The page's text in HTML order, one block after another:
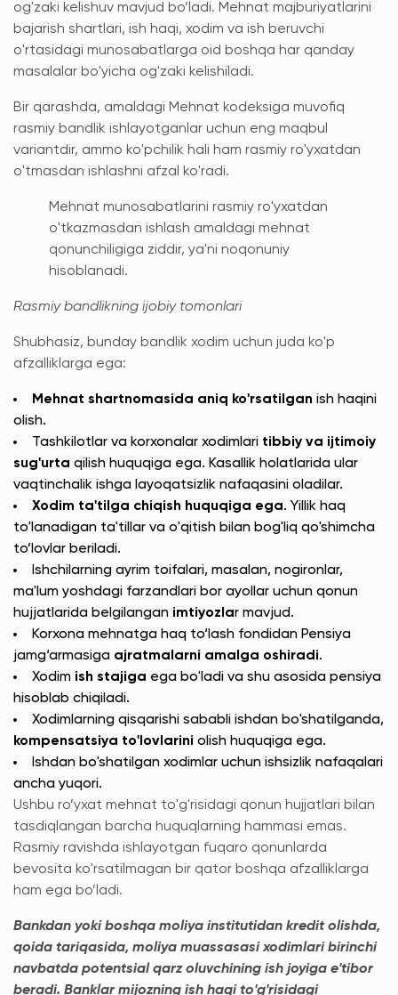
og'zaki kelishuv mavjud bo’ladi. Mehnat majburiyatlarini
bajarish shartlari, ish haqi, xodim va ish beruvchi
o'rtasidagi munosabatlarga oid boshqa har qanday
masalalar bo'yicha og'zaki kelishiladi.
Bir qarashda, amaldagi Mehnat kodeksiga muvofiq
rasmiy bandlik ishlayotganlar uchun eng maqbul
variantdir, ammo ko'pchilik hali ham rasmiy ro'yxatdan
o'tmasdan ishlashni afzal ko'radi.
Mehnat munosabatlarini rasmiy ro'yxatdan
o'tkazmasdan ishlash amaldagi mehnat
qonunchiligiga ziddir, ya'ni noqonuniy
hisoblanadi.
Rasmiy bandlikning ijobiy tomonlari
Shubhasiz, bunday bandlik xodim uchun juda ko'p
afzalliklarga ega:
Mehnat shartnomasida aniq ko'rsatilgan ish haqini
olish.
Tashkilotlar va korxonalar xodimlari tibbiy va ijtimoiy
sug'urta qilish huquqiga ega. Kasallik holatlarida ular
vaqtinchalik ishga layoqatsizlik nafaqasini oladilar.
Xodim ta'tilga chiqish huquqiga ega. Yillik haq
to'lanadigan ta'tillar va o'qitish bilan bog'liq qo'shimcha
to’lovlar beriladi.
Ishchilarning ayrim toifalari, masalan, nogironlar,
ma'lum yoshdagi farzandlari bor ayollar uchun qonun
hujjatlarida belgilangan imtiyozlar mavjud.
Korxona mehnatga haq to‘lash fondidan Pensiya
jamg‘armasiga ajratmalarni amalga oshiradi.
Xodim ish stajiga ega bo'ladi va shu asosida pensiya
hisoblab chiqiladi.
Xodimlarning qisqarishi sababli ishdan bo'shatilganda,
kompensatsiya to'lovlarini olish huquqiga ega.
Ishdan bo'shatilgan xodimlar uchun ishsizlik nafaqalari
ancha yuqori.
Ushbu ro’yxat mehnat to'g'risidagi qonun hujjatlari bilan
tasdiqlangan barcha huquqlarning hammasi emas.
Rasmiy ravishda ishlayotgan fuqaro qonunlarda
bevosita ko'rsatilmagan bir qator boshqa afzalliklarga
ham ega bo’ladi.
Bankdan yoki boshqa moliya institutidan kredit olishda,
qoida tariqasida, moliya muassasasi xodimlari birinchi
navbatda potentsial qarz oluvchining ish joyiga e'tibor
beradi. Banklar mijozning ish haqi to'g'risidagi